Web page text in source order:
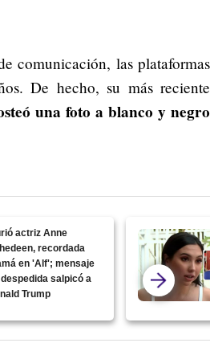
comunicación, las plataformas
De hecho, su más reciente
una foto a blanco y negro
actriz Anne
recordada
en 'Alf'; mensaje
salpicó a
Trump